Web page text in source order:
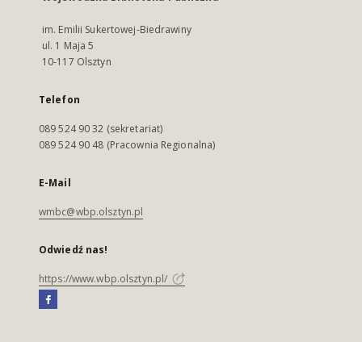
im. Emilii Sukertowej-Biedrawiny
ul. 1 Maja 5
10-117 Olsztyn
Telefon
089 524 90 32 (sekretariat)
089 524 90 48 (Pracownia Regionalna)
E-Mail
wmbc@wbp.olsztyn.pl
Odwiedź nas!
https://www.wbp.olsztyn.pl/